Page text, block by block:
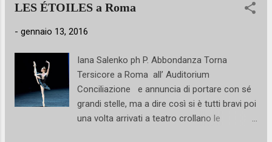
ambiti in cui all'epoca l'istituzione operava,
visitare i carcerati, seppellire i morti, vestire
pellegrini, dar da bere agli assetati. Non
sono mancati interventi di opposizione al
prestito da parte di intellettuali ed esperti
d'arte come Gerardo Marotta Tomaso
Montanari, Giuseppe Galasso e Aldo Masullo.
LES ÉTOILES a Roma
- gennaio 13, 2016
Iana Salenko ph P. Abbondanza Torna
Tersicore a Roma all’ Auditorium
Conciliazione e annuncia di portare con sé
grandi stelle, ma a dire così si è tutti bravi poi
una volta arrivati a teatro crollano le